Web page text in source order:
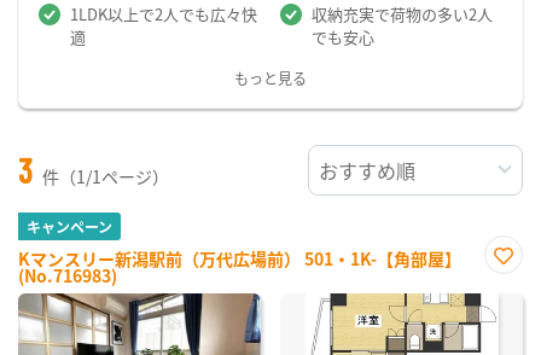
1LDK以上で2人でも広々快
適
収納充実で荷物の多い2人
でも安心
もっと見る
3 件（1/1ページ）
キャンペーン
Kマンスリー新潟駅前（万代広場前） 501・1K-【角部屋】
(No.716983)
に入
り登